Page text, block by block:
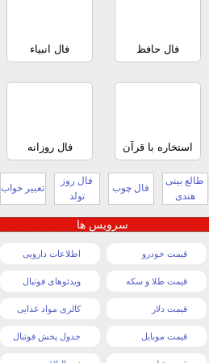
فال حافظ فال انبیاء
استخاره با قرآن فال روزانه
طالع بینی
هندی
فال چوب
فال روز
تولد
تعبیر خواب
سرویس ها
قیمت خودرو اطلاعات دارویی
قیمت طلا و سکه ویدئوهای فوتبال
قیمت دلار کالری مواد غذایی
قیمت موبایل جدول پخش فوتبال